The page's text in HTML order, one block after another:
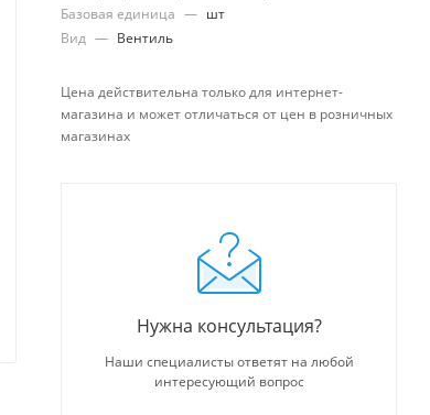
Базовая единица — шт
Вид — Вентиль
Цена действительна только для интернет-
магазина и может отличаться от цен в розничных
магазинах
Нужна консультация?
Наши специалисты ответят на любой
интересующий вопрос